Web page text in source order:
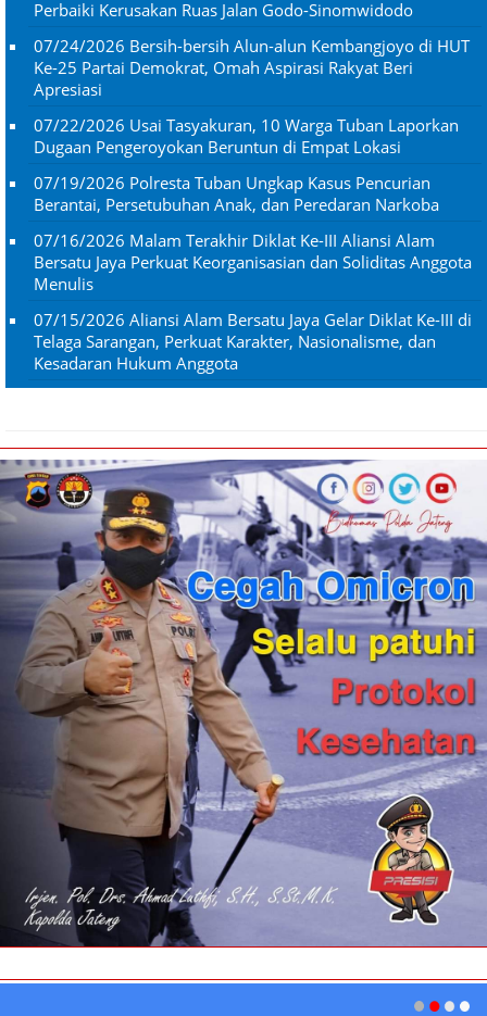
Perbaiki Kerusakan Ruas Jalan Godo-Sinomwidodo
07/24/2026 Bersih-bersih Alun-alun Kembangjoyo di HUT
Ke-25 Partai Demokrat, Omah Aspirasi Rakyat Beri
Apresiasi
07/22/2026 Usai Tasyakuran, 10 Warga Tuban Laporkan
Dugaan Pengeroyokan Beruntun di Empat Lokasi
07/19/2026 Polresta Tuban Ungkap Kasus Pencurian
Berantai, Persetubuhan Anak, dan Peredaran Narkoba
07/16/2026 Malam Terakhir Diklat Ke-III Aliansi Alam
Bersatu Jaya Perkuat Keorganisasian dan Soliditas Anggota
Menulis
07/15/2026 Aliansi Alam Bersatu Jaya Gelar Diklat Ke-III di
Telaga Sarangan, Perkuat Karakter, Nasionalisme, dan
Kesadaran Hukum Anggota